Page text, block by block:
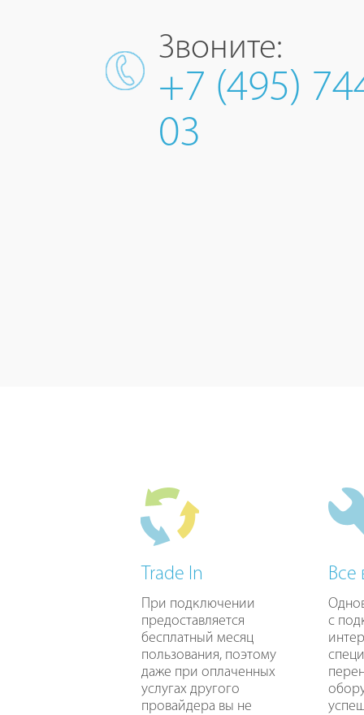
Звоните:
+7 (495)
03
Trade In
При подключении
предоставляется
бесплатный месяц
пользования, поэтому
даже при оплаченных
услугах другого
провайдера вы не
Все
с